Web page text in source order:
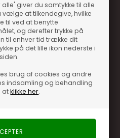
giver du samtykke til alle
at tilkendegive, hvilke
til ved at benytte
og derefter trykke på
til enhver tid trække dit
på det lille ikon nederste i
brug af cookies og andre
indsamling og behandling
atklikke her.
når du handler
kun til klubkunder
på næste køb